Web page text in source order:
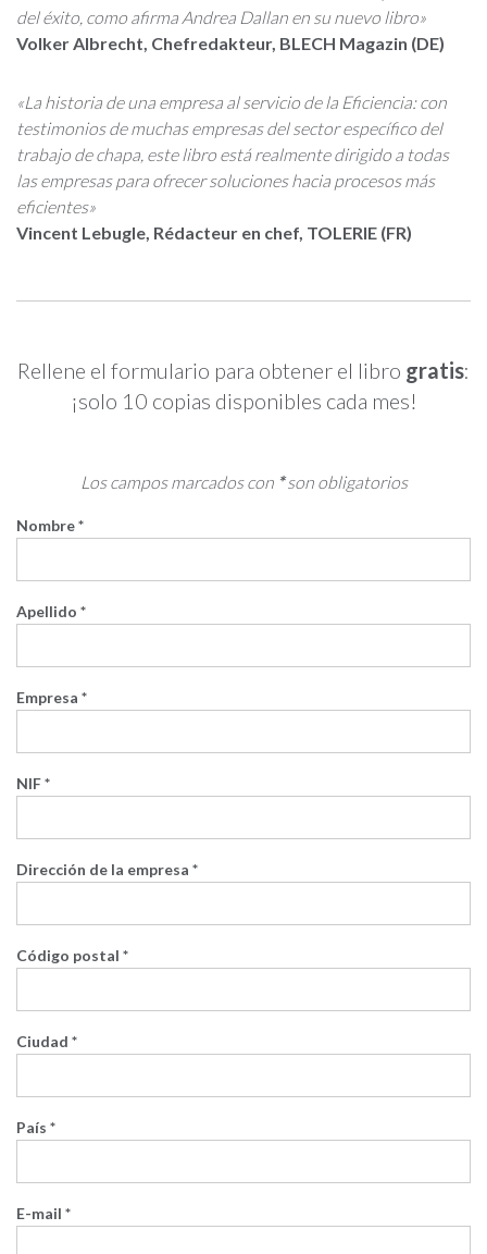
del éxito, como afirma Andrea Dallan en su nuevo libro»
Volker Albrecht, Chefredakteur, BLECH Magazin (DE)
«La historia de una empresa al servicio de la Eficiencia: con
testimonios de muchas empresas del sector específico del
trabajo de chapa, este libro está realmente dirigido a todas
las empresas para ofrecer soluciones hacia procesos más
eficientes»
Vincent Lebugle, Rédacteur en chef, TOLERIE (FR)
Rellene el formulario para obtener el libro gratis:
¡solo 10 copias disponibles cada mes!
Los campos marcados con *son obligatorios
Nombre *
Apellido *
Empresa *
NIF *
Dirección de la empresa *
Código postal *
Ciudad *
País *
E-mail *